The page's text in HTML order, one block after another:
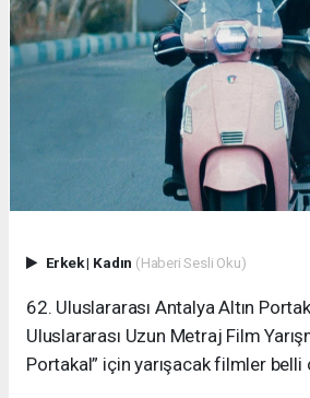
Erkek| Kadın (Haberi Sesli Oku)
62. Uluslararası Antalya Altın
Uluslararası Uzun Metraj Film
Portakal” için yarışacak filmler belli